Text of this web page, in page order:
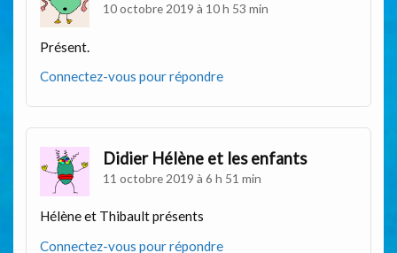
10 octobre 2019 à 10 h 53 min
Présent.
Connectez-vous pour répondre
Didier Hélène et les enfants
11 octobre 2019 à 6 h 51 min
Hélène et Thibault présents
Connectez-vous pour répondre